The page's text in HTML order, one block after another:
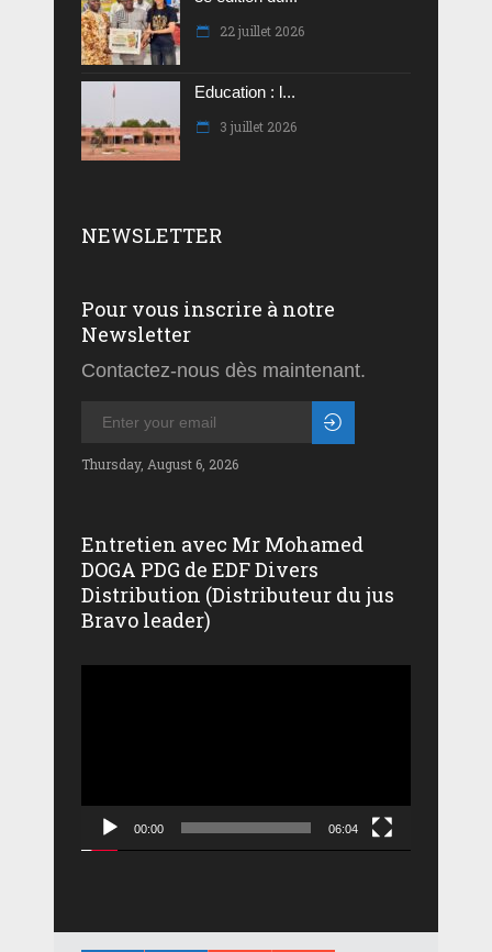
22 juillet 2026
Education : l...
3 juillet 2026
NEWSLETTER
Pour vous inscrire à notre
Newsletter
Contactez-nous dès maintenant.
Thursday, August 6, 2026
Entretien avec Mr Mohamed
DOGA PDG de EDF Divers
Distribution (Distributeur du jus
Bravo leader)
00:00 06:04